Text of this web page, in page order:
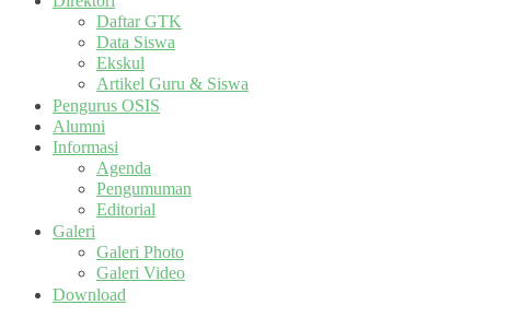
Daftar GTK
Data Siswa
Ekskul
Artikel Guru & Siswa
Pengurus OSIS
Alumni
Informasi
Agenda
Pengumuman
Editorial
Galeri
Galeri Photo
Galeri Video
Download